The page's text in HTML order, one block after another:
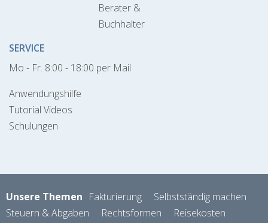
Berater &
Buchhalter
SERVICE
Mo - Fr. 8:00 - 18:00 per Mail
Anwendungshilfe
Tutorial Videos
Schulungen
Unsere Themen Fakturierung
Selbstständig machen
Steuern & Abgaben
Rechtsformen
Reisekosten